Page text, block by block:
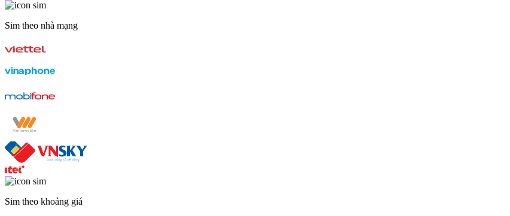
Sim theo nhà mạng
Sim theo khoảng giá